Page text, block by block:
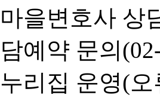
마을변호사 상
담예약 문의
누리집 운영(오